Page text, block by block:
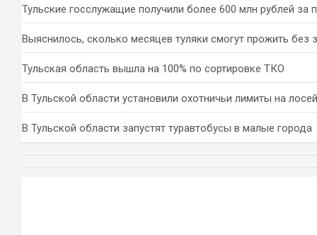
Тульские госслужащие получили более 600 млн рублей за
Выяснилось, сколько месяцев туляки смогут прожить без
Тульская область вышла на 100% по сортировке ТКО
В Тульской области установили охотничьи лимиты на
В Тульской области запустят туравтобусы в малые города